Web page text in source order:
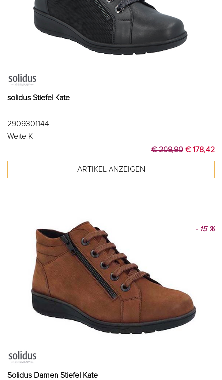
solidus Stiefel Kate
2909301144
Weite K
€ 209,90 € 178,42
Solidus Damen Stiefel Kate
- 15 %